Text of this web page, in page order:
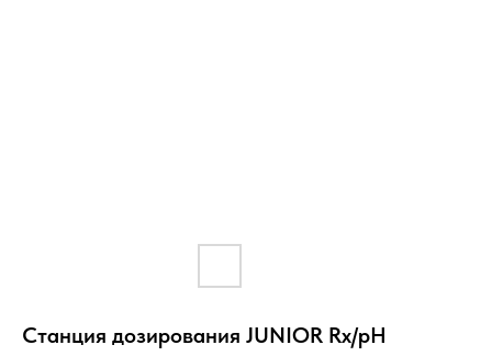
Станция дозирования JUNIOR Rx/pH